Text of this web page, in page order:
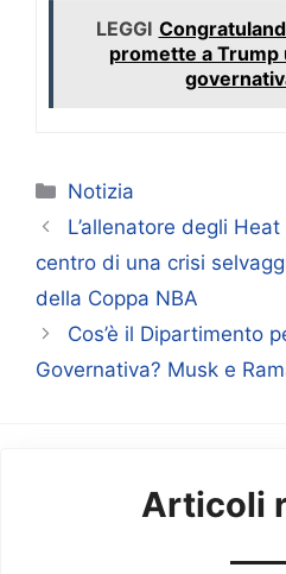
LEGGI
promette a Trump
Categorie
Notizia
L’allenatore degli
centro di una crisi
della Coppa NBA
Cos’è il Dipartimento
Governativa? Musk e
Articoli